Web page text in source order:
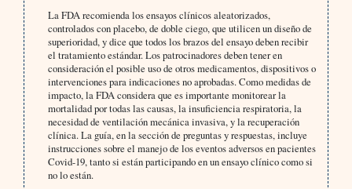
La FDA recomienda los ensayos clínicos aleatorizados,
controlados con placebo, de doble ciego, que utilicen un diseño de
superioridad, y dice que todos los brazos del ensayo deben recibir
el tratamiento estándar. Los patrocinadores deben tener en
consideración el posible uso de otros medicamentos, dispositivos o
intervenciones para indicaciones no aprobadas. Como medidas de
impacto, la FDA considera que es importante monitorear la
mortalidad por todas las causas, la insuficiencia respiratoria, la
necesidad de ventilación mecánica invasiva, y la recuperación
clínica. La guía, en la sección de preguntas y respuestas, incluye
instrucciones sobre el manejo de los eventos adversos en pacientes
Covid-19, tanto si están participando en un ensayo clínico como si
no lo están.